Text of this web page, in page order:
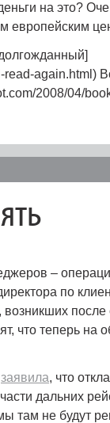
на это?
европейским
again.html)
2008/04/
–
по
после
что теперь на
заявила, что
дальних
там не будут